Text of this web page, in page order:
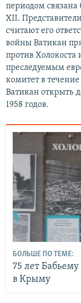
периодом связана
XII.
считают его
войны Ватикан
против Холокоста
преследуемым
комитет в
Ватикан открыть
1958 годов.
БОЛЬШЕ ПО ТЕМЕ:
75 лет
в Крыму